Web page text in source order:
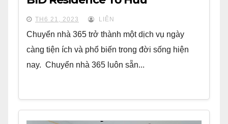
TH6 21, 2023 LIÊN
Chuyển nhà 365 trở thành một dịch vụ ngày
càng tiện ích và phổ biến trong đời sống hiện
nay. Chuyển nhà 365 luôn sẵn...